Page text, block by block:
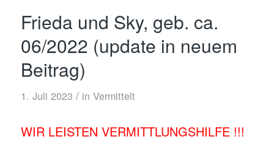
Frieda und Sky, geb. ca.
06/2022 (update in neuem
Beitrag)
1. Juli 2023 / in Vermittelt
WIR LEISTEN VERMITTLUNGSHILFE !!!